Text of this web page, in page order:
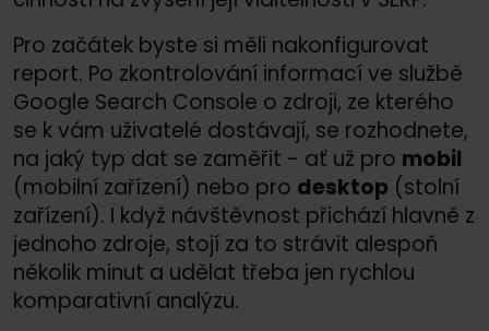
Pro začátek byste si měli nakonfigurovat
report. Po zkontrolování informací ve službě
Google Search Console o zdroji, ze kterého
se k vám uživatelé dostávají, se rozhodnete,
na jaký typ dat se zaměřit - ať už pro mobil
(mobilní zařízení) nebo pro desktop (stolní
zařízení). I když návštěvnost přichází hlavně z
jednoho zdroje, stojí za to strávit alespoň
několik minut a udělat třeba jen rychlou
komparativní analýzu.